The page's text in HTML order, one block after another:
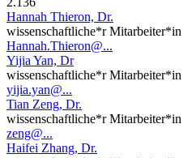
Hannah Thieron, Dr.
wissenschaftliche*r Mitarbeiter*in
Hannah.Thieron@...
Yijia Yan, Dr
wissenschaftliche*r Mitarbeiter*in
yijia.yan@...
Tian Zeng, Dr.
wissenschaftliche*r Mitarbeiter*in
zeng@...
Haifei Zhang, Dr.